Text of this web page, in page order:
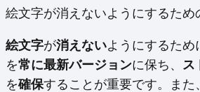
絵文字が消えないようにするため
絵文字が消えないようにするため
を常に最新バージョンに保ち、 ス
を確保することが重要です。また、